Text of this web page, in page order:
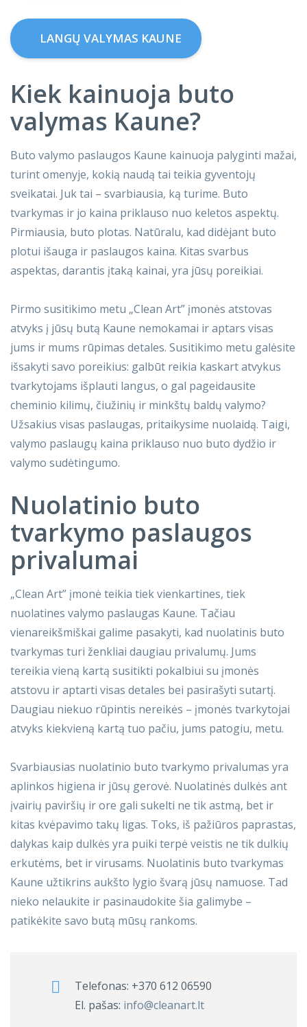
LANGŲ VALYMAS KAUNE
Kiek kainuoja buto
valymas Kaune?
Buto valymo paslaugos Kaune kainuoja palyginti mažai,
turint omenyje, kokią naudą tai teikia gyventojų
sveikatai. Juk tai – svarbiausia, ką turime. Buto
tvarkymas ir jo kaina priklauso nuo keletos aspektų.
Pirmiausia, buto plotas. Natūralu, kad didėjant buto
plotui išauga ir paslaugos kaina. Kitas svarbus
aspektas, darantis įtaką kainai, yra jūsų poreikiai.
Pirmo susitikimo metu „Clean Art” įmonės atstovas
atvyks į jūsų butą Kaune nemokamai ir aptars visas
jums ir mums rūpimas detales. Susitikimo metu galėsite
išsakyti savo poreikius: galbūt reikia kaskart atvykus
tvarkytojams išplauti langus, o gal pageidausite
cheminio kilimų, čiužinių ir minkštų baldų valymo?
Užsakius visas paslaugas, pritaikysime nuolaidą. Taigi,
valymo paslaugų kaina priklauso nuo buto dydžio ir
valymo sudėtingumo.
Nuolatinio buto
tvarkymo paslaugos
privalumai
„Clean Art” įmonė teikia tiek vienkartines, tiek
nuolatines valymo paslaugas Kaune. Tačiau
vienareikšmiškai galime pasakyti, kad nuolatinis buto
tvarkymas turi ženkliai daugiau privalumų. Jums
tereikia vieną kartą susitikti pokalbiui su įmonės
atstovu ir aptarti visas detales bei pasirašyti sutartį.
Daugiau niekuo rūpintis nereikės – įmonės tvarkytojai
atvyks kiekvieną kartą tuo pačiu, jums patogiu, metu.
Svarbiausias nuolatinio buto tvarkymo privalumas yra
aplinkos higiena ir jūsų gerovė. Nuolatinės dulkės ant
įvairių paviršių ir ore gali sukelti ne tik astmą, bet ir
kitas kvėpavimo takų ligas. Toks, iš pažiūros paprastas,
dalykas kaip dulkės yra puiki terpė veistis ne tik dulkių
erkutėms, bet ir virusams. Nuolatinis buto tvarkymas
Kaune užtikrins aukšto lygio švarą jūsų namuose. Tad
nieko nelaukite ir pasinaudokite šia galimybe –
patikėkite savo butą mūsų rankoms.
Telefonas: +370 612 06590
El. pašas: info@cleanart.lt